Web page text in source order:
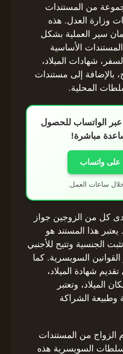
من المستندات
وزارة العدل. هذه
سير العملية بشكل
الأساسية
شهادات الميلاد،
بالإضافة إلى مستندات
المحلية.
عبر الواتساب للحصول
مباشرة!
على واتساب
ساعات العمل.
كل من الزوجين جواز
هذا المستند هو
الجنسية وتتيح للأجنبي
السويسرية. كما
شهادة الميلاد،
الميلاد، وتعتبر
وطبيعة الشراكة
الزواج من المستندات
السويسرية هذه